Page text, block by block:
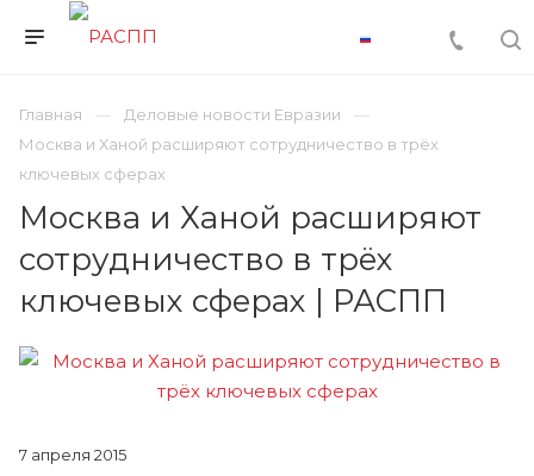
Главная
Деловые новости Евразии
Москва и Ханой расширяют сотрудничество в трёх
ключевых сферах
Москва и Ханой расширяют
сотрудничество в трёх
ключевых сферах | РАСПП
7 апреля 2015